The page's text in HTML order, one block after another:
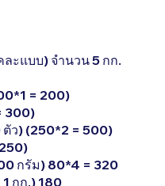
ะแบบ) จำนวน 5 กก.
= 200)
300)
ตัว) (250*2 = 500)
กรัม) 80*4 = 320
กก.) 180